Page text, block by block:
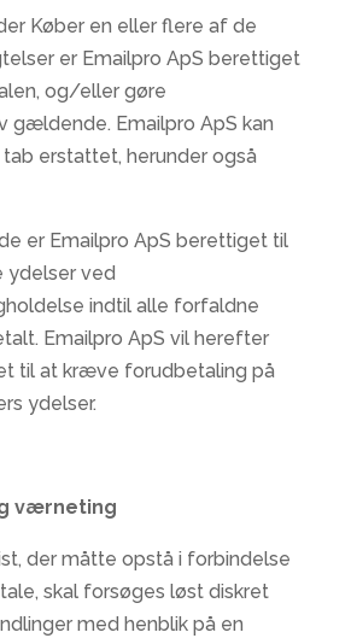
Køber en eller flere af de
er Emailpro ApS berettiget
og/eller gøre
gældende. Emailpro ApS kan
erstattet, herunder også
er Emailpro ApS berettiget til
ydelser ved
indtil alle forfaldne
Emailpro ApS vil herefter
til at kræve forudbetaling på
ydelser.
værneting
der måtte opstå i forbindelse
skal forsøges løst diskret
med henblik på en